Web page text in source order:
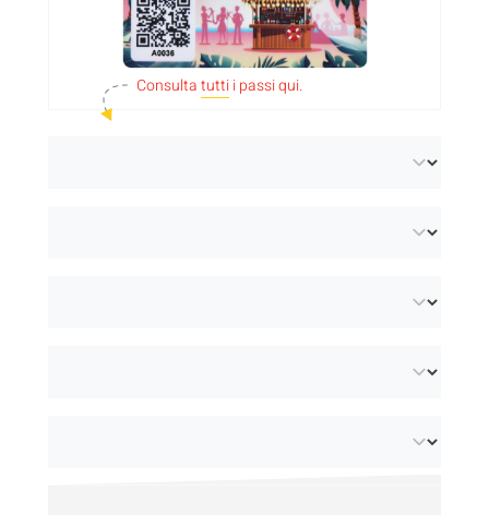
vostro design a colori su 1 o 2 lati. Le card
sono disponibili con 6 diversi tipi di chip e
misurano 54 x 86 mm. Avete bisogno di un
Consultatuttii passi qui.